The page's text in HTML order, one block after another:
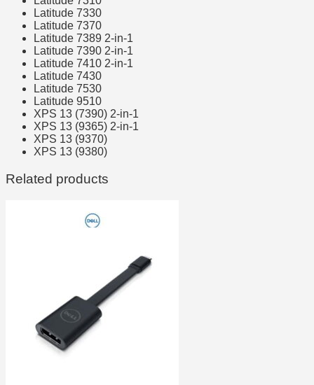
Latitude 7330
Latitude 7370
Latitude 7389 2-in-1
Latitude 7390 2-in-1
Latitude 7410 2-in-1
Latitude 7430
Latitude 7530
Latitude 9510
XPS 13 (7390) 2-in-1
XPS 13 (9365) 2-in-1
XPS 13 (9370)
XPS 13 (9380)
Related products